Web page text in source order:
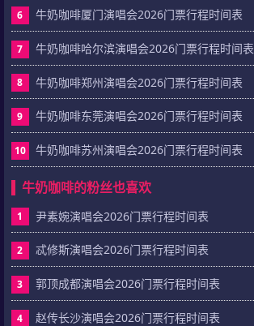
6 牛奶咖啡厦门演唱会2026门票行程时间表
7 牛奶咖啡哈尔滨演唱会2026门票行程时间表
8 牛奶咖啡郑州演唱会2026门票行程时间表
9 牛奶咖啡东莞演唱会2026门票行程时间表
10 牛奶咖啡苏州演唱会2026门票行程时间表
牛奶咖啡的粉丝也喜欢
1 尹素婉演唱会2026门票行程时间表
2 忒修斯演唱会2026门票行程时间表
3 郭顶成都演唱会2026门票行程时间表
4 赵传长沙演唱会2026门票行程时间表